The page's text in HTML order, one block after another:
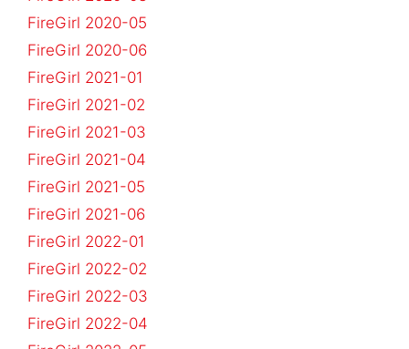
FireGirl 2020-05
FireGirl 2020-06
FireGirl 2021-01
FireGirl 2021-02
FireGirl 2021-03
FireGirl 2021-04
FireGirl 2021-05
FireGirl 2021-06
FireGirl 2022-01
FireGirl 2022-02
FireGirl 2022-03
FireGirl 2022-04